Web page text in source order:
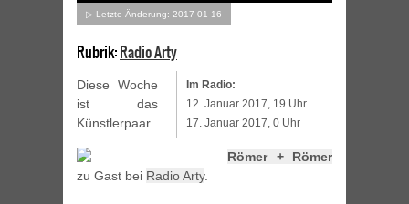
▷ Letzte Änderung: 2017-01-16
Rubrik:Radio Arty
Im Radio:
12. Januar 2017, 19 Uhr
17. Januar 2017, 0 Uhr
Diese Woche
ist das
Künstlerpaar
Römer + Römer
zu Gast bei Radio Arty.